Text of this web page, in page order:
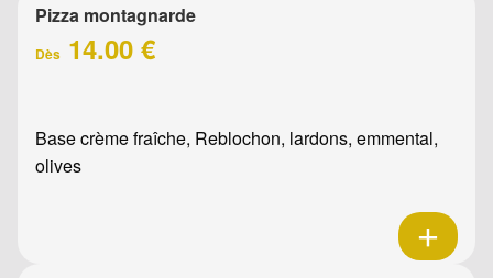
Pizza montagnarde
Dès 14.00 €
Base crème fraîche, Reblochon, lardons, emmental,
olives